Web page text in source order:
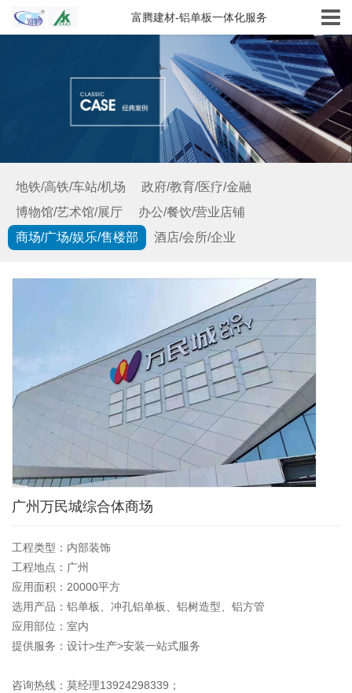
地铁/高铁/车站/机场
政府/教育/医疗/金融
博物馆/艺术馆/展厅
办公/餐饮/营业店铺
商场/广场/娱乐/售楼部
酒店/会所/企业
广州万民城综合体商场
工程类型：内部装饰
工程地点：广州
应用面积：20000平方
选用产品：铝单板、冲孔铝单板、铝树造型、铝方管
应用部位：室内
提供服务：设计>生产>安装一站式服务
咨询热线：莫经理13924298339；
富腾建材-铝单板一体化服务